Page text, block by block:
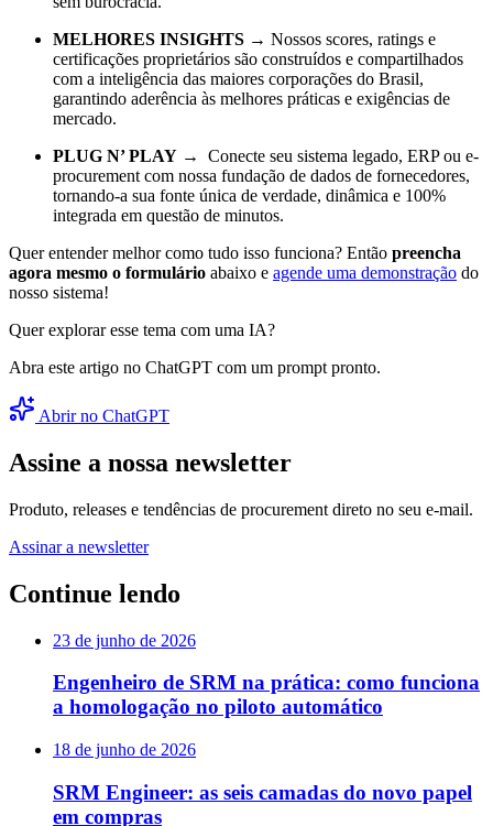
MELHORES INSIGHTS → Nossos scores, ratings e
certificações proprietários são construídos e compartilhados
com a inteligência das maiores corporações do Brasil,
garantindo aderência às melhores práticas e exigências de
mercado.
PLUG N’ PLAY → Conecte seu sistema legado, ERP ou e-
procurement com nossa fundação de dados de fornecedores,
tornando-a sua fonte única de verdade, dinâmica e 100%
integrada em questão de minutos.
Quer entender melhor como tudo isso funciona? Então preencha
agora mesmo o formulário abaixo e agende uma demonstração do
nosso sistema!
Quer explorar esse tema com uma IA?
Abra este artigo no ChatGPT com um prompt pronto.
Abrir no ChatGPT
Assine a nossa newsletter
Produto, releases e tendências de procurement direto no seu e-mail.
Assinar a newsletter
Continue lendo
23 de junho de 2026
Engenheiro de SRM na prática: como funciona
a homologação no piloto automático
18 de junho de 2026
SRM Engineer: as seis camadas do novo papel
em compras